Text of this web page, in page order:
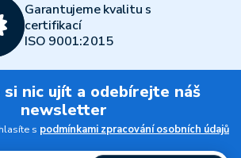
Garantujeme kvalitu s
certifikací
ISO 9001:2015
si nic ujít a odebírejte náš
newsletter
s podmínkami zpracování osobních údajů